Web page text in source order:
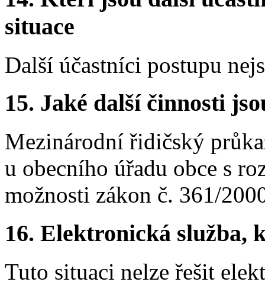
situace
Další účastníci postupu
15. Jaké další činnosti
Mezinárodní řidičský
u obecního úřadu obce s
možnosti zákon č. 361/
16. Elektronická služba,
Tuto situaci nelze řešit